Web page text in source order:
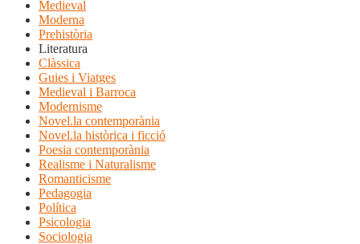
Medieval
Moderna
Prehistòria
Literatura
Clàssica
Guies i Viatges
Medieval i Barroca
Modernisme
Novel.la contemporània
Novel.la històrica i ficció
Poesia contemporània
Realisme i Naturalisme
Romanticisme
Pedagogia
Política
Psicologia
Sociologia